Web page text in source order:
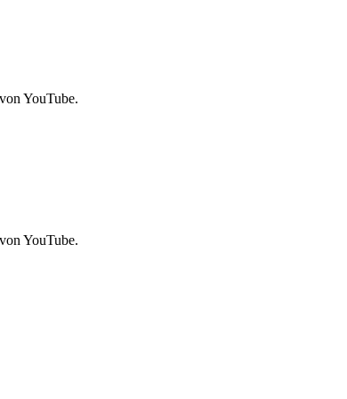
YouTube.
YouTube.